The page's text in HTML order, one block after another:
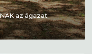
az ágazat